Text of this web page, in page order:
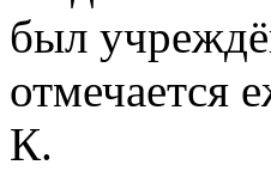
был
отмечается
К.